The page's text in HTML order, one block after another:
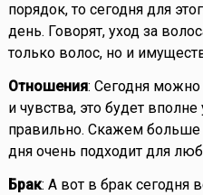
порядок, то сегодня для
день. Говорят, уход за
только волос, но и
Отношения: Сегодня
и чувства, это будет
правильно. Скажем больше
дня очень подходит для
Брак: А вот в брак сегодня